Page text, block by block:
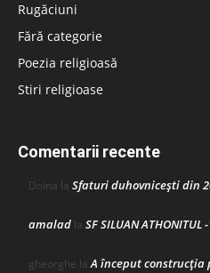
Rugăciuni
Fără categorie
Poezia religioasă
Stiri religioase
Comentarii recente
Doina la Sfaturi duhovnicești din
amalad la SF SILUAN ATHONITUL
gheorghe laA început